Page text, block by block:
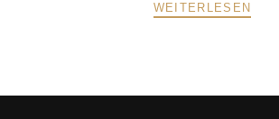
WEITERLESEN